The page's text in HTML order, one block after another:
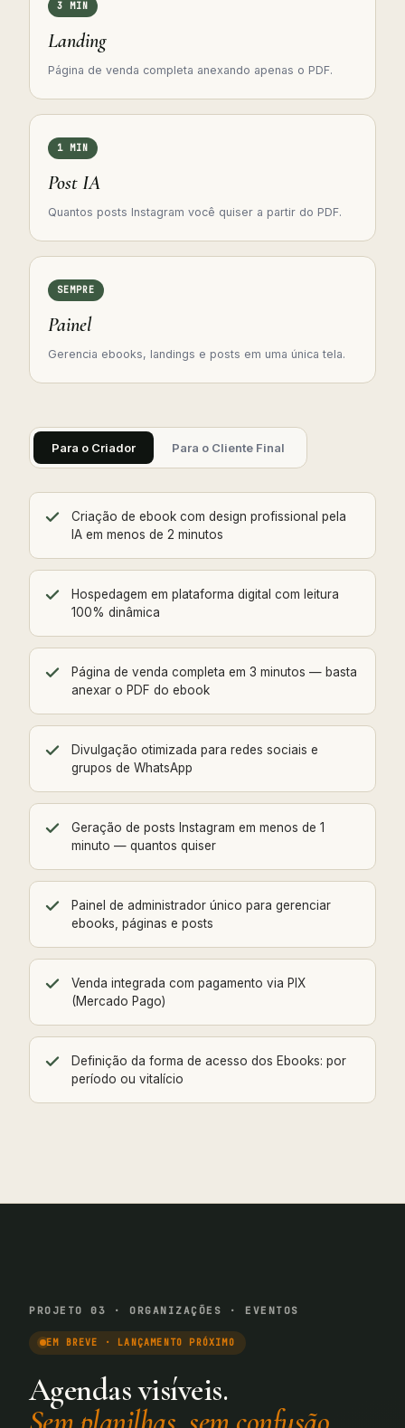
3 MIN
Landing
Página de venda completa anexando apenas o PDF.
1 MIN
Post IA
Quantos posts Instagram você quiser a partir do PDF.
SEMPRE
Painel
Gerencia ebooks, landings e posts em uma única tela.
Para o Criador Para o Cliente Final
Criação de ebook com design profissional pela
IA em menos de 2 minutos
Hospedagem em plataforma digital com leitura
100% dinâmica
Página de venda completa em 3 minutos — basta
anexar o PDF do ebook
Divulgação otimizada para redes sociais e
grupos de WhatsApp
Geração de posts Instagram em menos de 1
minuto — quantos quiser
Painel de administrador único para gerenciar
ebooks, páginas e posts
Venda integrada com pagamento via PIX
(Mercado Pago)
Definição da forma de acesso dos Ebooks: por
período ou vitalício
PROJETO 03 · ORGANIZAÇÕES · EVENTOS
EM BREVE · LANÇAMENTO PRÓXIMO
Agendas visíveis.